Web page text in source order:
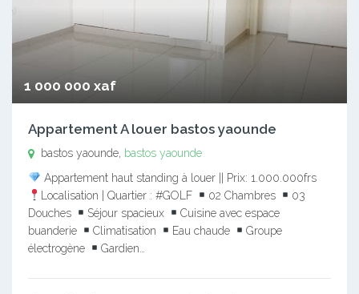
1 000 000 xaf
Appartement A louer bastos yaounde
bastos yaounde, bastos yaounde
Appartement haut standing à louer || Prix: 1.000.000frs
Localisation | Quartier : #GOLF
02 Chambres
03
Douches
Séjour spacieux
Cuisine avec espace
buanderie
Climatisation Eau chaude
Groupe
électrogène
Gardien…